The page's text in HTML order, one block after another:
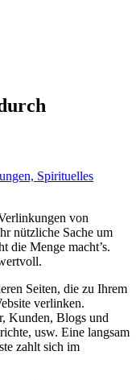
von
nützliche Sache um
die Menge macht’s.
Seiten, die zu Ihrem
verlinken.
Kunden, Blogs und
usw. Eine langsam
zahlt sich im